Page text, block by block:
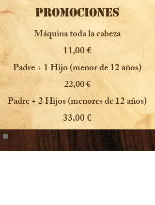
PROMOCIONES
Máquina toda la cabeza
11,00 €
Padre + 1 Hijo (menor de 12 años)
22,00 €
Padre + 2 Hijos (menores de 12 años)
33,00 €